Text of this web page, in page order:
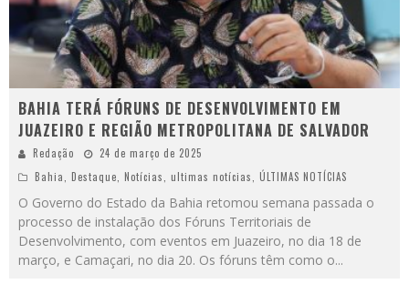
BAHIA TERÁ FÓRUNS DE DESENVOLVIMENTO EM
JUAZEIRO E REGIÃO METROPOLITANA DE SALVADOR
Redação
24 de março de 2025
Bahia
Destaque Notícias ultimas notícias ÚLTIMAS NOTÍCIAS
O Governo do Estado da Bahia retomou semana passada o
processo de instalação dos Fóruns Territoriais de
Desenvolvimento, com eventos em Juazeiro, no dia 18 de
março, e Camaçari, no dia 20. Os fóruns têm como o...